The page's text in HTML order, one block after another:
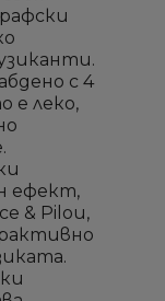
профил
профил
с 4
е леко,
ефект,
& Pilou,